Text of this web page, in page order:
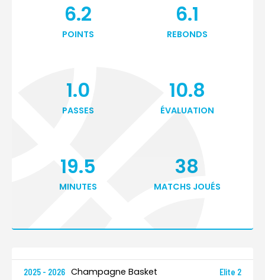
6.2
POINTS
6.1
REBONDS
1.0
PASSES
10.8
ÉVALUATION
19.5
MINUTES
38
MATCHS JOUÉS
2025 - 2026 Champagne Basket Elite 2